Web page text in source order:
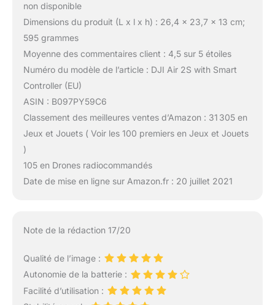
non disponible
Dimensions du produit (L x l x h) : 26,4 x 23,7 x 13 cm;
595 grammes
Moyenne des commentaires client : 4,5 sur 5 étoiles
Numéro du modèle de l’article : DJI Air 2S with Smart
Controller (EU)
ASIN : B097PY59C6
Classement des meilleures ventes d’Amazon : 31 305 en
Jeux et Jouets ( Voir les 100 premiers en Jeux et Jouets
)
105 en Drones radiocommandés
Date de mise en ligne sur Amazon.fr : 20 juillet 2021
Note de la rédaction 17/20
Qualité de l’image :
Autonomie de la batterie :
Facilité d’utilisation :